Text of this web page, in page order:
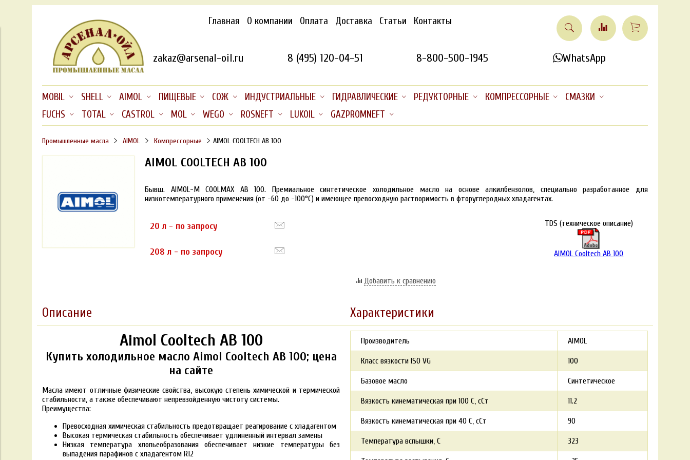
Главная О компании Оплата Доставка Статьи Контакты
zakaz@arsenal-oil.ru 8 (495) 120-04-51 8-800-500-1945 WhatsApp
MOBIL SHELL AIMOL ПИЩЕВЫЕ СОЖ ИНДУСТРИАЛЬНЫЕ ГИДРАВЛИЧЕСКИЕ РЕДУКТОРНЫЕ КОМПРЕССОРНЫЕ
СМАЗКИ
FUCHS
TOTAL CASTROL MOL WEGO ROSNEFT LUKOIL GAZPROMNEFT
Промышленные масла AIMOL Компрессорные AIMOL COOLTECH AB 100
AIMOL COOLTECH AB 100
Бывш. AIMOL-M COOLMAX AB 100. Премиальное синтетическое холодильное масло на основе алкилбензолов, специально разработанное для
низкотемпературного применения (от -60 до -100°C) и имеющее превосходную растворимость в фторуглеродных хладагентах.
20 л - по запросу
208 л - по запросу
TDS (техническое описание)
AIMOL Cooltech AB 100
Добавить к сравнению
Описание Характеристики
Aimol Cooltech AB 100
Купить холодильное масло Aimol Cooltech AB 100; цена
на сайте
Масла имеют отличные физические свойства, высокую степень химической и термической
стабильности, а также обеспечивают непревзойденную чистоту системы.
Преимущества:
Превосходная химическая стабильность предотвращает реагирование с хладагентом
Высокая термическая стабильность обеспечивает удлиненный интервал замены
Низкая температура хлопьеобразования обеспечивает низкие температуры без
выпадения парафинов с хладагентом R12
Производитель AIMOL
Класс вязкости ISO VG 100
Базовое масло Синтетическое
Вязкость кинематическая при 100 С, сСт 11.2
Вязкость кинематическая при 40 С, сСт 90
Температура вспышки, С 323